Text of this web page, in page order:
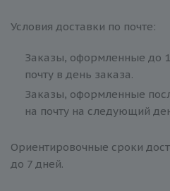
Условия доставки по почте:
Заказы, оформленные до
почту в день заказа.
Заказы, оформленные
на почту на следующий
Ориентировочные сроки
до 7 дней.